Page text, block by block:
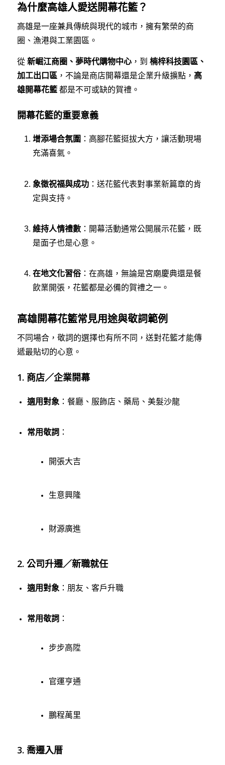
為什麼高雄人愛送開幕花籃？
高雄是一座兼具傳統與現代的城市，擁有繁榮的商
圈、漁港與工業園區。
從 新崛江商圈、夢時代購物中心，到 楠梓科技園區、
加工出口區 ，不論是商店開幕還是企業升級擴點， 高
雄開幕花籃都是不可或缺的賀禮。
開幕花籃的重要意義
增添場合氛圍 ：高腳花籃挺拔大方，讓活動現場
充滿喜氣。
象徵祝福與成功：送花籃代表對事業新篇章的肯
定與支持。
維持人情禮數：開幕活動通常公開展示花籃，既
是面子也是心意。
在地文化習俗：在高雄，無論是宮廟慶典還是餐
飲業開張，花籃都是必備的賀禮之一。
高雄開幕花籃常見用途與敬詞範例
不同場合，敬詞的選擇也有所不同，送對花籃才能傳
遞最貼切的心意。
1. 商店／企業開幕
適用對象 ：餐廳、服飾店、藥局、美髮沙龍
常用敬詞 ：
開張大吉
生意興隆
財源廣進
2. 公司升遷／新職就任
適用對象 ：朋友、客戶升職
常用敬詞 ：
步步高陞
官運亨通
鵬程萬里
3. 喬遷入厝